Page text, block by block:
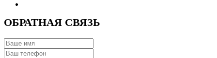
ОБРАТНАЯ СВЯЗЬ